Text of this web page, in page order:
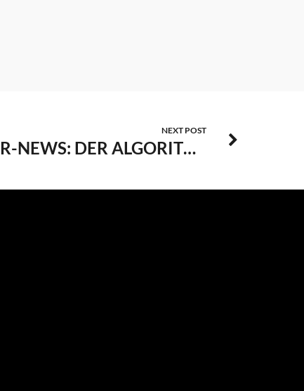
NEXT POST
TWITTER-NEWS: DER ALGORITHMUS LEBE HOCH!